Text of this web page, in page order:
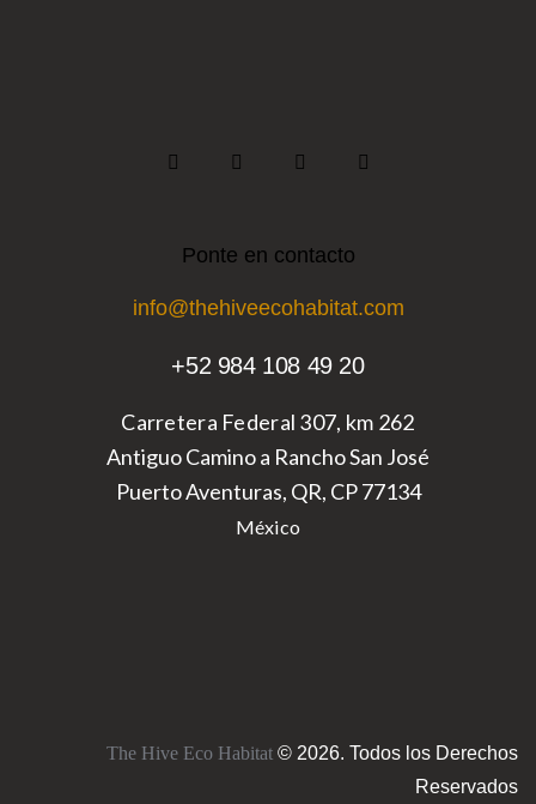
Ponte en contacto
info@thehiveecohabitat.com
+52 984 108 49 20
Carretera Federal 307, km 262
Antiguo Camino a Rancho San José
Puerto Aventuras, QR, CP 77134
México
The Hive Eco Habitat © 2026. Todos los Derechos
Reservados